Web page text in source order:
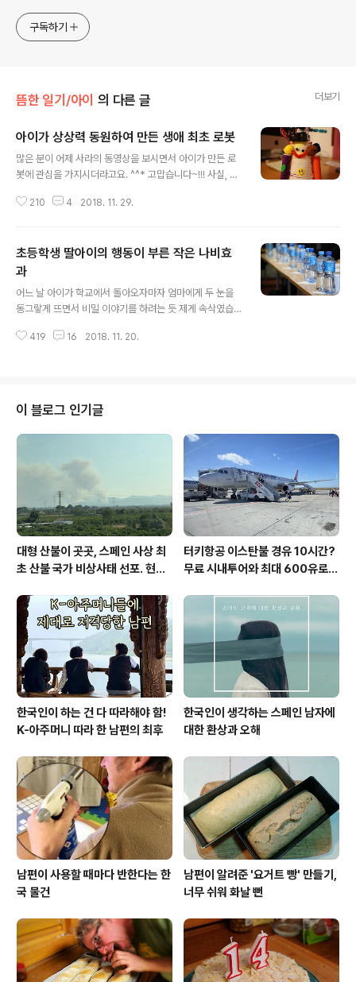
구독하기
뜸한 일기/아이 의 다른 글 더보기
아이가 상상력 동원하여 만든 생애 최초 로봇
많은 분이 어제 사라의 동영상을 보시면서 아이가 만든 로
봇에 관심을 가지시더라고요. ^^* 고맙습니다~!!! 사실, 학
로 올해 새로 시작된 로봇 예술 교실에 참여하게 되었답니
부터 가르쳐주는 로봇 교실이랍니다. 그나마 다행인 게 해
발 1,200m 우리 마을 근처의 프로그래밍을 전문으로 하는
대학교 교수가 오셔서 재능기부를 하므로 믿고 기대할 수
가 있었답니다. 처음 세 아이가 교실에 가서 지루하다며 불
만 불평이었죠. 도대체 뭐가 뭔지 잘 모르겠다고 말입니다.
하지만, 모든 것은 천천히 이루어진다고 아무 쓸모 없을 것
210 4 2018. 11. 29.
초등학생 딸아이의 행동이 부른 작은 나비효
과
어느 날 아이가 학교에서 돌아오자마자 엄마에게 두 눈을
동그랗게 뜨면서 비밀 이야기를 하려는 듯 제게 속삭였습
든 미네랄워터야. 작은 플라스틱병에 물이 나오는데 한 사
한 사람당 한 개씩 마시게 하는 것 같은데?" 이렇게 아이에
게 말해줬습니다. 우리가 사는 스페인에서도 급식을 책임
지는 회사에서 이런 방침을 고수하는 듯했습니다. 아무래
도 아이들 위생이 최고이니 말이지요. 그런데 초등학교 3
학년생인 아이가 무척이나 망설이는 듯 이렇게 이야기를
419 16 2018. 11. 20.
이 블로그 인기글
대형 산불이 곳곳, 스페인 사상 최
초 산불 국가 비상사태 선포. 현지
터키항공 이스탄불 경유 10시간?
무료 시내투어와 최대 600유로
한국인이 하는 건 다 따라해야 함!
K-아주머니 따라 한 남편의 최후
한국인이 생각하는 스페인 남자에
대한 환상과 오해
남편이 사용할 때마다 반한다는 한
국 물건
남편이 알려준 '요거트 빵' 만들기,
너무 쉬워 화날 뻔